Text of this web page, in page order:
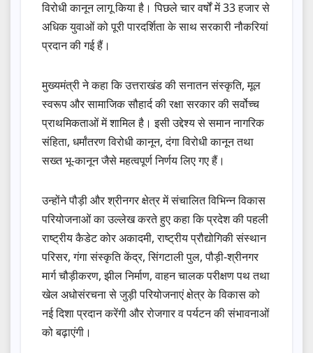
विरोधी कानून लागू किया है। पिछले चार वर्षों में 33 हजार से
अधिक युवाओं को पूरी पारदर्शिता के साथ सरकारी नौकरियां
प्रदान की गई हैं।
मुख्यमंत्री ने कहा कि उत्तराखंड की सनातन संस्कृति, मूल
स्वरूप और सामाजिक सौहार्द की रक्षा सरकार की सर्वोच्च
प्राथमिकताओं में शामिल है। इसी उद्देश्य से समान नागरिक
संहिता, धर्मांतरण विरोधी कानून, दंगा विरोधी कानून तथा
सख्त भू-कानून जैसे महत्वपूर्ण निर्णय लिए गए हैं।
उन्होंने पौड़ी और श्रीनगर क्षेत्र में संचालित विभिन्न विकास
परियोजनाओं का उल्लेख करते हुए कहा कि प्रदेश की पहली
राष्ट्रीय कैडेट कोर अकादमी, राष्ट्रीय प्रौद्योगिकी संस्थान
परिसर, गंगा संस्कृति केंद्र, सिंगटाली पुल, पौड़ी-श्रीनगर
मार्ग चौड़ीकरण, झील निर्माण, वाहन चालक परीक्षण पथ तथा
खेल अधोसंरचना से जुड़ी परियोजनाएं क्षेत्र के विकास को
नई दिशा प्रदान करेंगी और रोजगार व पर्यटन की संभावनाओं
को बढ़ाएंगी।